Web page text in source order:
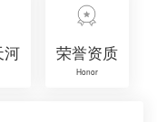
河 荣誉资质
Honor